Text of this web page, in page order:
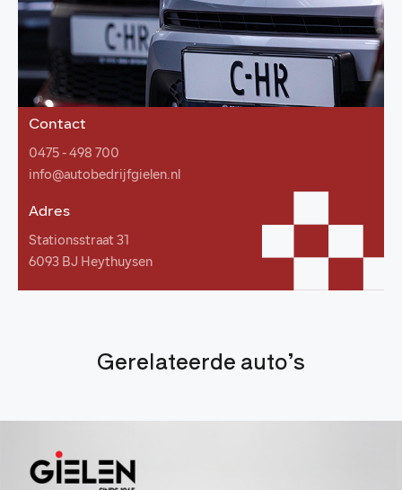
Contact
0475 - 498 700
info@autobedrijfgielen.nl
Adres
Stationsstraat 31
6093 BJ Heythuysen
Gerelateerde auto’s